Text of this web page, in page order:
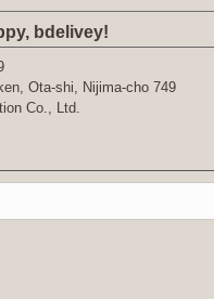
bdelivey!
Ota-shi, Nijima-cho 749
Co., Ltd.